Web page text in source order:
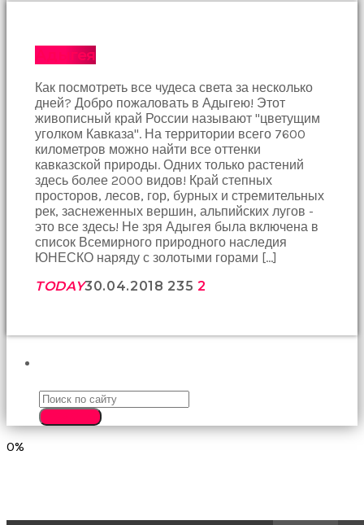
rahatlıyorlar
altyazılı
yakın
arkadaş
birbirlerine
teşekkür
ederek
bunu
tekrar
yapmak
sözleşiyorlar
altyazılı
evine
gittiğimde
annesinin
kıçına
bakmaktan
hiç
Адыгея
Как посмотреть все чудеса света за несколько
дней? Добро пожаловать в Адыгею! Этот
живописный край России называют "цветущим
уголком Кавказа". На территории всего 7600
километров можно найти все оттенки
кавказской природы. Одних только растений
здесь более 2000 видов! Край степных
просторов, лесов, гор, бурных и стремительных
рек, заснеженных вершин, альпийских лугов -
это все здесь! Не зря Адыгея была включена в
список Всемирного природного наследия
ЮНЕСКО наряду с золотыми горами […]
TODAY30.04.2018 235 2
0%